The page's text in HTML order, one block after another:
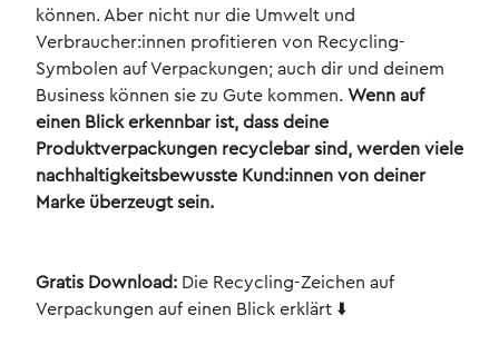
können. Aber nicht nur die Umwelt und
Verbraucher:innen profitieren von Recycling-
Symbolen auf Verpackungen; auch dir und deinem
Business können sie zu Gute kommen. Wenn auf
einen Blick erkennbar ist, dass deine
Produktverpackungen recyclebar sind, werden viele
nachhaltigkeitsbewusste Kund:innen von deiner
Marke überzeugt sein.
Gratis Download: Die Recycling-Zeichen auf
Verpackungen auf einen Blick erklärt ⬇️